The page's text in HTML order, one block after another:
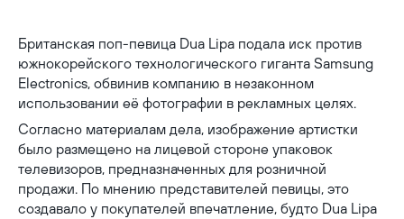
Британская поп-певица Dua Lipa подала иск против
южнокорейского технологического гиганта Samsung
Electronics, обвинив компанию в незаконном
использовании её фотографии в рекламных целях.
Согласно материалам дела, изображение артистки
было размещено на лицевой стороне упаковок
телевизоров, предназначенных для розничной
продажи. По мнению представителей певицы, это
создавало у покупателей впечатление, будто Dua Lipa